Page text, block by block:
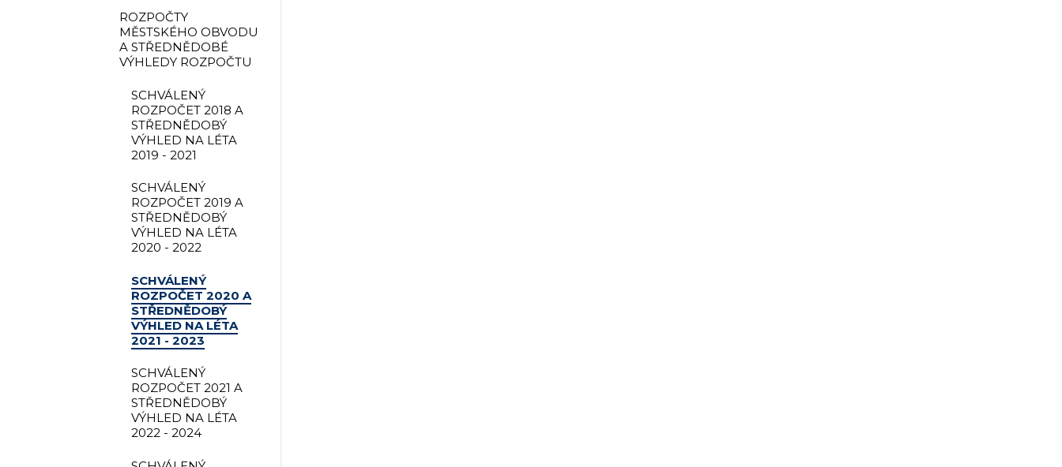
ROZPOČTY
MĚSTSKÉHO OBVODU
A STŘEDNĚDOBÉ
VÝHLEDY ROZPOČTU
SCHVÁLENÝ
ROZPOČET 2018 A
STŘEDNĚDOBÝ
VÝHLED NA LÉTA
2019 - 2021
SCHVÁLENÝ
ROZPOČET 2019 A
STŘEDNĚDOBÝ
VÝHLED NA LÉTA
2020 - 2022
SCHVÁLENÝ
ROZPOČET 2020 A
STŘEDNĚDOBÝ
VÝHLED NA LÉTA
2021 - 2023
SCHVÁLENÝ
ROZPOČET 2021 A
STŘEDNĚDOBÝ
VÝHLED NA LÉTA
2022 - 2024